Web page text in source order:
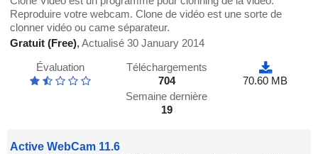
Reproduire votre webcam. Clone de vidéo est une sorte de
clonner vidéo ou came séparateur.
Gratuit (Free),Actualisé 30 January 2014
Évaluation
Téléchargements
704
Semaine dernière
19
70.60 MB
Active WebCam 11.6